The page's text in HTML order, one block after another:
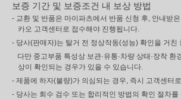
보증 기간 및 보증조건 내 보상 방법
- 교환 및 반품은 마이파츠에서 반품 신청 후, 안내받
카오 고객센터로 접수해야 진행됩니다.
- 당사(판매자)는 탈거 전 정상작동(성능) 확인을 거친
다만 중고부품 특성상 보관·유통·차량 상태·장착 환
상이 확인되는 경우가 있을 수 있습니다.
- 제품에 하자(불량)가 의심되는 경우, 즉시 고객센터
- 당사는 회수 검수 또는 합리적인 방법의 확인 절차